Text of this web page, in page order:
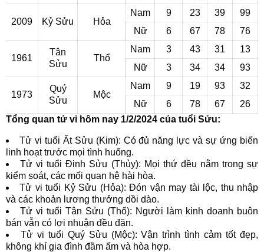
2009 Kỷ Sửu Hỏa
Nam 9 23 39
99
Nữ
6 67 78 76
1961
Tân
Sửu
Thổ
Nam 3 43 31
13
Nữ
3 34 34 93
1973
Quý
Sửu
Mộc
Nam 9 19 93
32
Nữ
6 78 67
26
Tổng quan tử vi hôm nay 1/2/2024 của tuổi Sửu:
Tử vi tuổi Ất Sửu (Kim): Có đủ năng lực và sự ứng biến
linh hoạt trước mọi tình huống.
Tử vi tuổi Đinh Sửu (Thủy): Mọi thứ đều nằm trong sự
kiểm soát, các mối quan hệ hài hòa.
Tử vi tuổi Kỷ Sửu (Hỏa): Đón vận may tài lộc, thu nhập
và các khoản lương thưởng dồi dào.
Tử vi tuổi Tân Sửu (Thổ): Người làm kinh doanh buôn
bán vẫn có lợi nhuận đều đặn.
Tử vi tuổi Quý Sửu (Mộc): Vận trình tình cảm tốt đẹp,
không khí gia đình đầm ấm và hòa hợp.